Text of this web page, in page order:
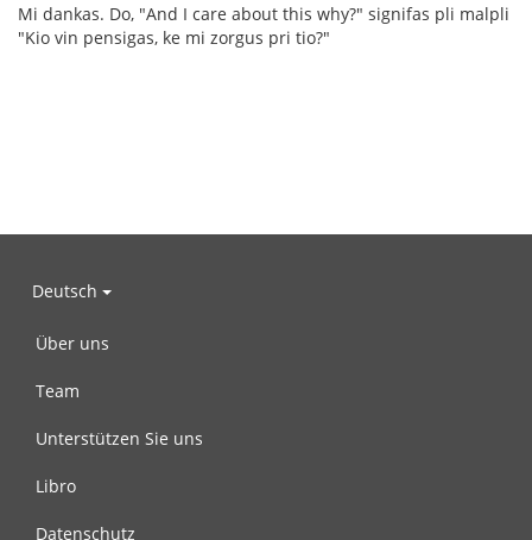
Mi dankas. Do, "And I care about this why?" signifas pli malpli
"Kio vin pensigas, ke mi zorgus pri tio?"
Deutsch
Über uns
Team
Unterstützen Sie uns
Libro
Datenschutz